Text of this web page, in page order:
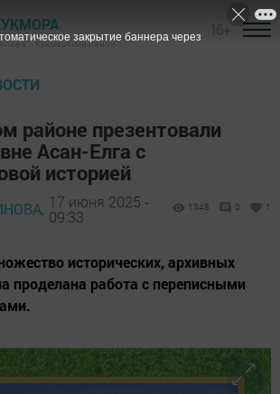
слава" - Кукморский район
районе презентовали
Асан-Елга с
историей
17 июня 2025 -
09:33
1348 0 1
исторических, архивных
проделана работа с переписными
закрытие баннера через